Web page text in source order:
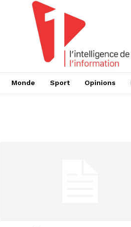
Monde Sport Opinions